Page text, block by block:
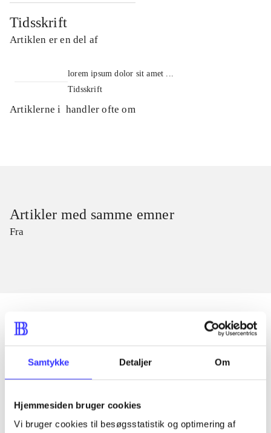
Samtykke Detaljer Om
Hjemmesiden bruger cookies
Vi bruger cookies til besøgsstatistik og optimering af
Tidsskrift
Artiklen er en del af
lorem ipsum dolor sit amet ...
Tidsskrift
Artiklerne i handler ofte om
Artikler med samme emner
Fra
Alle registrerede artikler fordelt på udgivelser
...